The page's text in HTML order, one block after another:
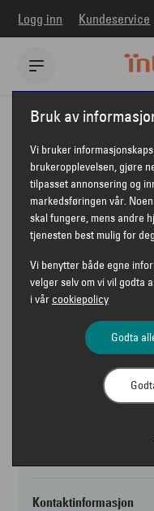
Logg inn Kundeservice
Interoptik
Interoptik Nittedal
Mattias Skytters v. 7
1482 Nittedal
Kontaktinformasjon
Bruk av
Vi bruker
brukeropplevelsen, gjøre
tilpasset annonsering og
markedsføringen vår.
skal fungere, mens andre
tjenesten best mulig for
Vi benytter både egne
velger selv om vi vil godta
i vår cookiepolicy
Godta